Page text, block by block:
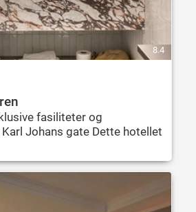
8.4
fasiliteter og
Johans gate Dette hotellet